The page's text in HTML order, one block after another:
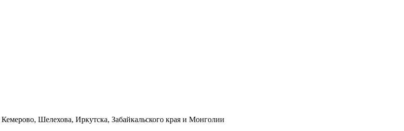
Шелехова, Иркутска, Забайкальского края и Монголии